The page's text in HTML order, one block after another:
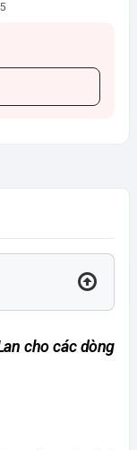
cho các dòng